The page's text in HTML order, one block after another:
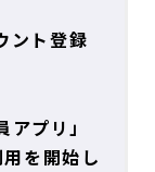
ント登録
プリ」
を開始し